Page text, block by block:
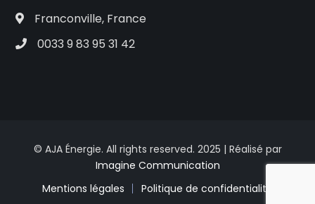
Franconville, France
0033 9 83 95 31 42
© AJA Énergie. All rights reserved. 2025 | Réalisé par
Imagine Communication
Mentions légales
Politique de confidentialité